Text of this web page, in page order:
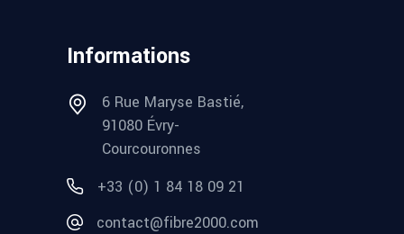
Informations
6 Rue Maryse Bastié,
91080 Évry-
Courcouronnes
+33 (0) 1 84 18 09 21
contact@fibre2000.com